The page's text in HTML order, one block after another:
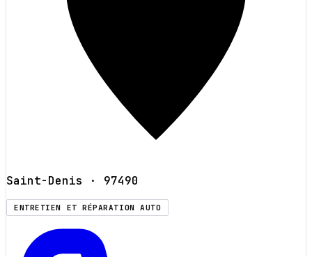
Saint-Denis · 97490
ENTRETIEN ET RÉPARATION AUTO